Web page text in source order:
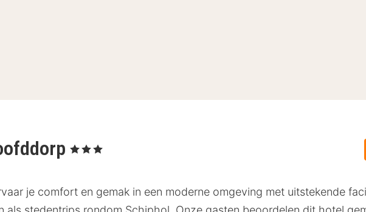
, 3 Sterren
je comfort en gemak in een moderne omgeving met uitstekende